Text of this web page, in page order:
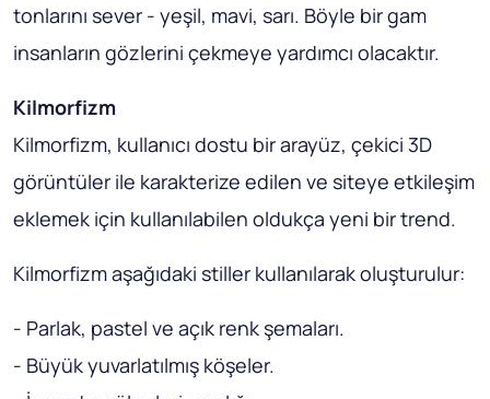
tonlarını sever - yeşil, mavi, sarı. Böyle bir gam
insanların gözlerini çekmeye yardımcı olacaktır.
Kilmorfizm
Kilmorfizm, kullanıcı dostu bir arayüz, çekici 3D
görüntüler ile karakterize edilen ve siteye etkileşim
eklemek için kullanılabilen oldukça yeni bir trend.
Kilmorfizm aşağıdaki stiller kullanılarak oluşturulur:
- Parlak, pastel ve açık renk şemaları.
- Büyük yuvarlatılmış köşeler.